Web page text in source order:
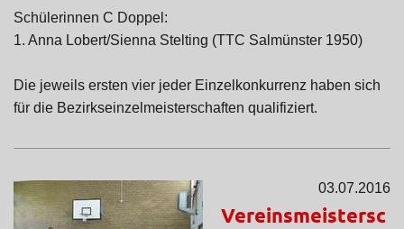
Schülerinnen C Doppel:
1. Anna Lobert/Sienna Stelting (TTC Salmünster 1950)
Die jeweils ersten vier jeder Einzelkonkurrenz haben sich
für die Bezirkseinzelmeisterschaften qualifiziert.
03.07.2016
Vereinsmeistersc